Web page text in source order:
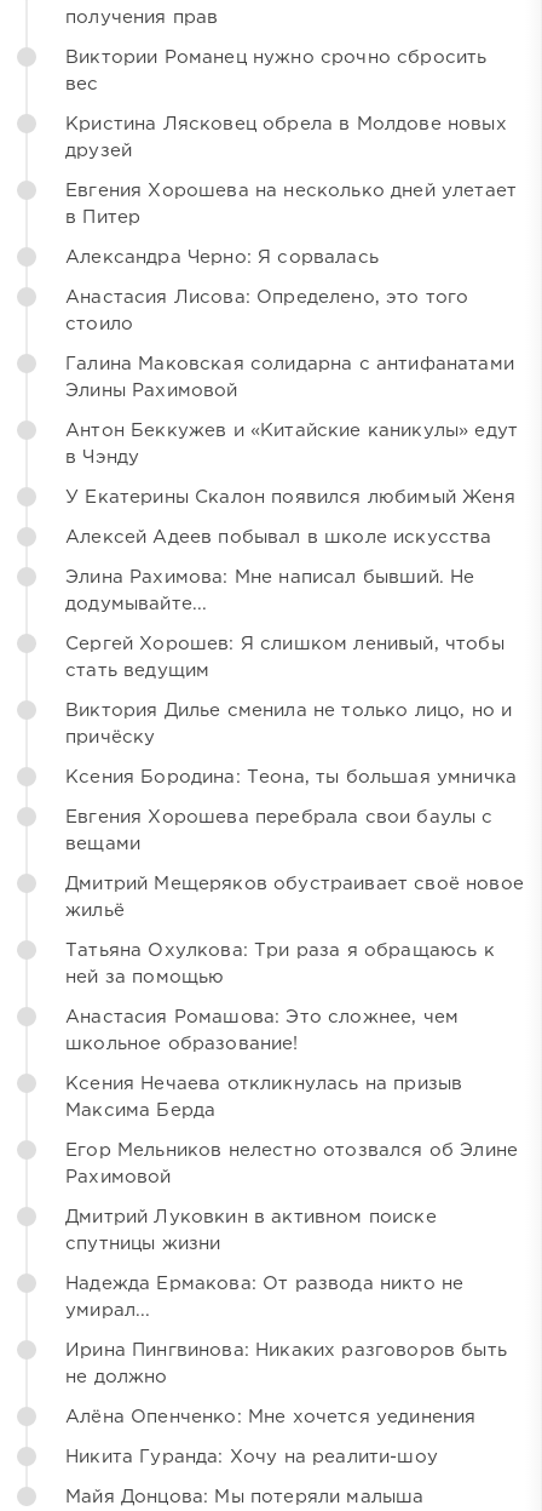
получения прав
Виктории Романец нужно срочно сбросить
вес
Кристина Лясковец обрела в Молдове новых
друзей
Евгения Хорошева на несколько дней улетает
в Питер
Александра Черно: Я сорвалась
Анастасия Лисова: Определено, это того
стоило
Галина Маковская солидарна с антифанатами
Элины Рахимовой
Антон Беккужев и «Китайские каникулы» едут
в Чэнду
У Екатерины Скалон появился любимый Женя
Алексей Адеев побывал в школе искусства
Элина Рахимова: Мне написал бывший. Не
додумывайте...
Сергей Хорошев: Я слишком ленивый, чтобы
стать ведущим
Виктория Дилье сменила не только лицо, но и
причёску
Ксения Бородина: Теона, ты большая умничка
Евгения Хорошева перебрала свои баулы с
вещами
Дмитрий Мещеряков обустраивает своё новое
жильё
Татьяна Охулкова: Три раза я обращаюсь к
ней за помощью
Анастасия Ромашова: Это сложнее, чем
школьное образование!
Ксения Нечаева откликнулась на призыв
Максима Берда
Егор Мельников нелестно отозвался об Элине
Рахимовой
Дмитрий Луковкин в активном поиске
спутницы жизни
Надежда Ермакова: От развода никто не
умирал...
Ирина Пингвинова: Никаких разговоров быть
не должно
Алёна Опенченко: Мне хочется уединения
Никита Гуранда: Хочу на реалити-шоу
Майя Донцова: Мы потеряли малыша